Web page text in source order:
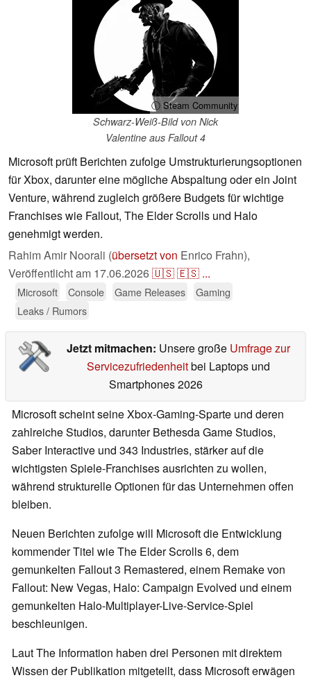
ⓘ Steam Community
Schwarz-Weiß-Bild von Nick
Valentine aus Fallout 4
Microsoft prüft Berichten zufolge Umstrukturierungsoptionen
für Xbox, darunter eine mögliche Abspaltung oder ein Joint
Venture, während zugleich größere Budgets für wichtige
Franchises wie Fallout, The Elder Scrolls und Halo
genehmigt werden.
Rahim Amir Noorali (übersetzt von Enrico Frahn),
Veröffentlicht am 17.06.2026🇺🇸🇪🇸 ...
Microsoft Console Game Releases
Gaming
Leaks / Rumors
Jetzt mitmachen: Unsere große Umfrage zur
Servicezufriedenheitbei Laptops und
Smartphones 2026
Microsoft scheint seine Xbox-Gaming-Sparte und deren
zahlreiche Studios, darunter Bethesda Game Studios,
Saber Interactive und 343 Industries, stärker auf die
wichtigsten Spiele-Franchises ausrichten zu wollen,
während strukturelle Optionen für das Unternehmen offen
bleiben.
Neuen Berichten zufolge will Microsoft die Entwicklung
kommender Titel wie The Elder Scrolls 6, dem
gemunkelten Fallout 3 Remastered, einem Remake von
Fallout: New Vegas, Halo: Campaign Evolved und einem
gemunkelten Halo-Multiplayer-Live-Service-Spiel
beschleunigen.
Laut The Information haben drei Personen mit direktem
Wissen der Publikation mitgeteilt, dass Microsoft erwägen